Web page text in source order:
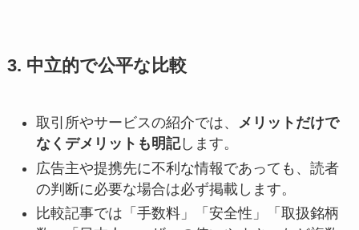
3. 中立的で公平な比較
取引所やサービスの紹介では、 メリットだけで
なくデメリットも明記します。
広告主や提携先に不利な情報であっても、読者
の判断に必要な場合は必ず掲載します。
比較記事では「手数料」「安全性」「取扱銘柄